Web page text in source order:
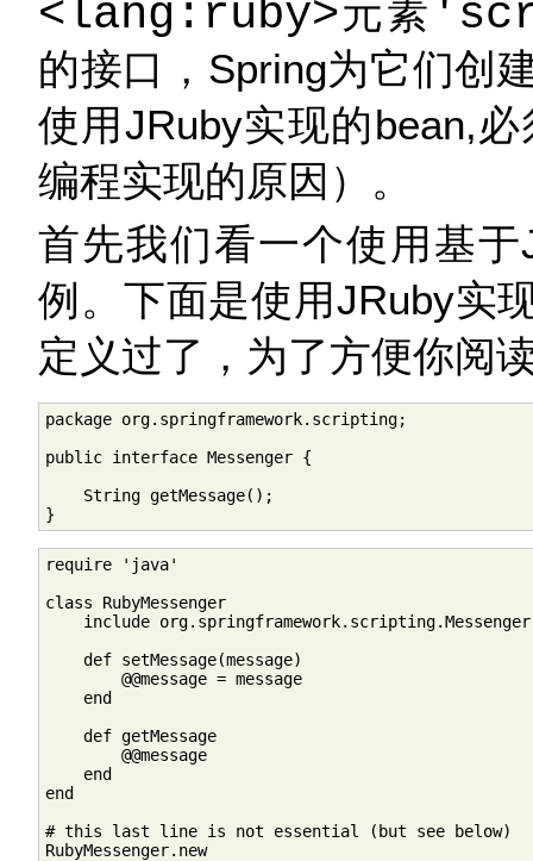
<lang:ruby>元素
的接口，Spring为它们创
使用JRuby实现的bean,
编程实现的原因）。
首先我们看一个使用基
例。下面是使用JRuby实
定义过了，为了方便你阅
package org.springframework.scripting;
public interface Messenger {
    String getMessage();
}
require 'java'
class RubyMessenger
    include org.springframework.scripting.Messenger
    def setMessage(message)
        @@message = message
    end
    def getMessage
        @@message
    end
end
# this last line is not essential (but see below)
RubyMessenger.new